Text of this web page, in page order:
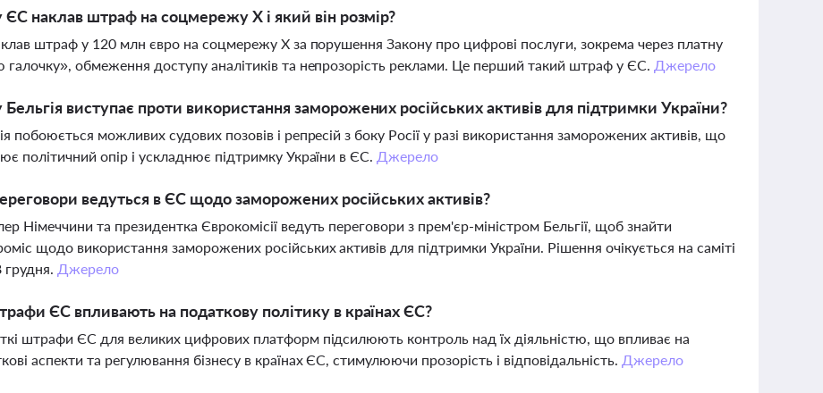
наклав штраф на соцмережу X і який він розмір?
штраф у 120 млн євро на соцмережу X за порушення Закону про цифрові послуги, зокрема через платну
галочку», обмеження доступу аналітиків та непрозорість реклами. Це перший такий штраф у ЄС. Джерело
виступає проти використання заморожених російських активів для підтримки України?
побоюється можливих судових позовів і репресій з боку Росії у разі використання заморожених активів, що
політичний опір і ускладнює підтримку України в ЄС. Джерело
ведуться в ЄС щодо заморожених російських активів?
Німеччини та президентка Єврокомісії ведуть переговори з прем'єр-міністром Бельгії, щоб знайти
щодо використання заморожених російських активів для підтримки України. Рішення очікується на саміті
Джерело
ЄС впливають на податкову політику в країнах ЄС?
штрафи ЄС для великих цифрових платформ підсилюють контроль над їх діяльністю, що впливає на
аспекти та регулювання бізнесу в країнах ЄС, стимулюючи прозорість і відповідальність. Джерело